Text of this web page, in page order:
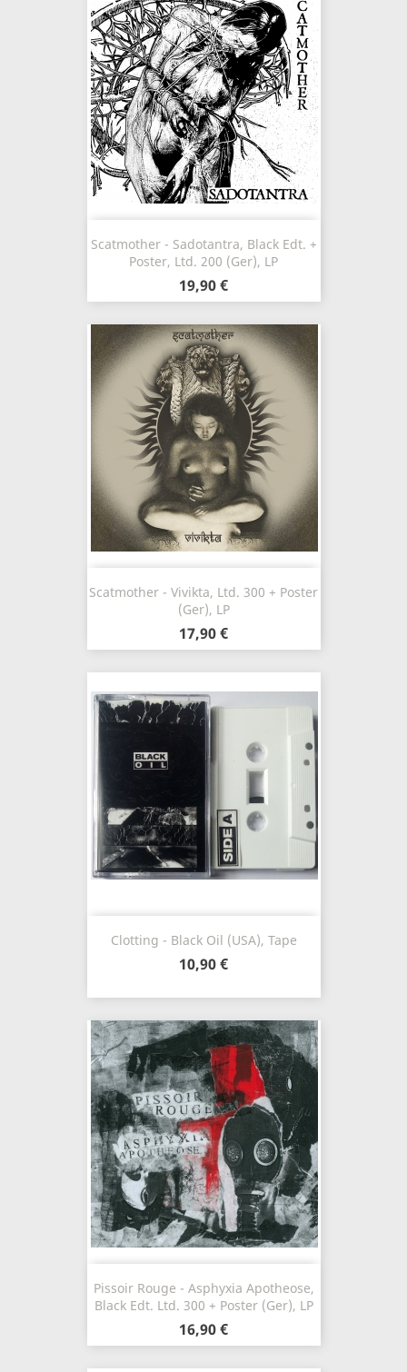
Scatmother - Sadotantra, Black Edt. +
Poster, Ltd. 200 (Ger), LP
19,90 €
Scatmother - Vivikta, Ltd. 300 + Poster
(Ger), LP
17,90 €
Clotting - Black Oil (USA), Tape
10,90 €
Pissoir Rouge - Asphyxia Apotheose,
Black Edt. Ltd. 300 + Poster (Ger), LP
16,90 €